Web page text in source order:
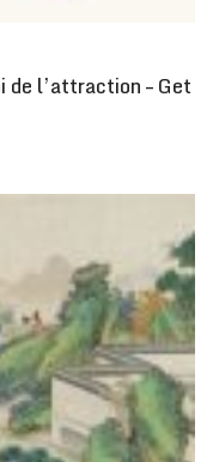
de l’attraction – Get